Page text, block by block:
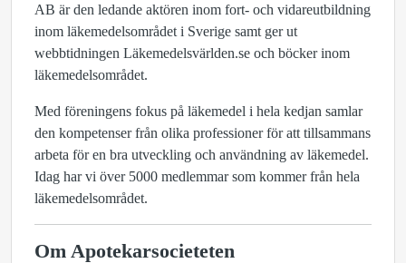
AB är den ledande aktören inom fort- och vidareutbildning
inom läkemedelsområdet i Sverige samt ger ut
webbtidningen Läkemedelsvärlden.se och böcker inom
läkemedelsområdet.
Med föreningens fokus på läkemedel i hela kedjan samlar
den kompetenser från olika professioner för att tillsammans
arbeta för en bra utveckling och användning av läkemedel.
Idag har vi över 5000 medlemmar som kommer från hela
läkemedelsområdet.
Om Apotekarsocieteten